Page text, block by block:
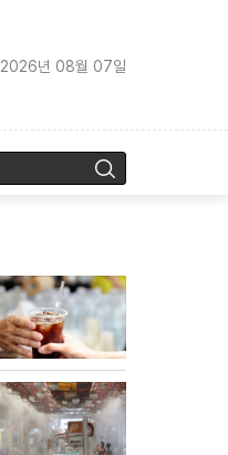
검
2026년 08월 07일